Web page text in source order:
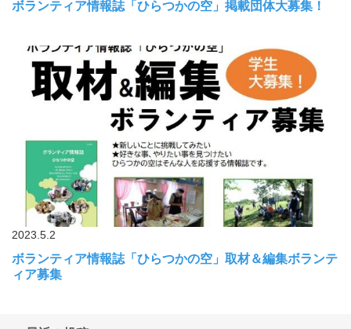
ボランティア情報誌「ひらつかの空」掲載団体大募集！
2023.5.2
ボランティア情報誌「ひらつかの空」取材＆編集ボランテ
ィア募集